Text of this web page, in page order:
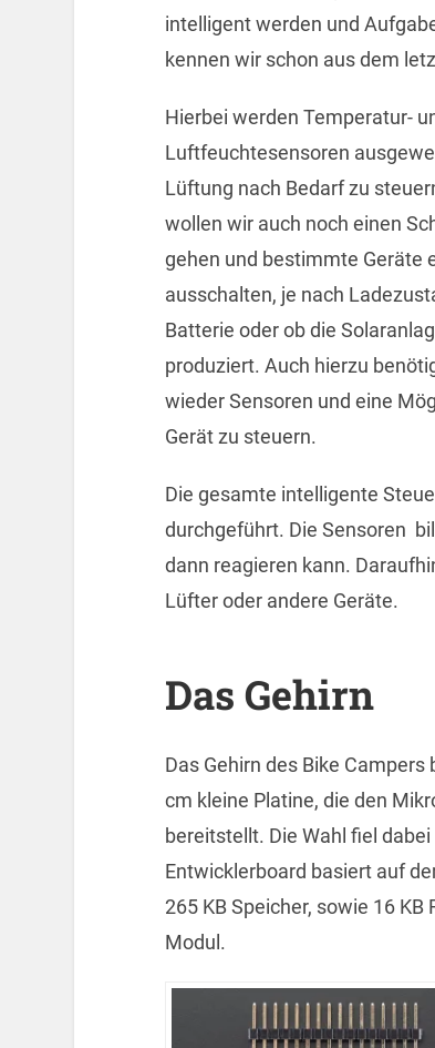
intelligent werden und
kennen wir schon aus dem
Hierbei werden Temperatur-
Luftfeuchtesensoren
Lüftung nach Bedarf zu
wollen wir auch noch einen
gehen und bestimmte Geräte
ausschalten, je nach
Batterie oder ob die
produziert. Auch hierzu
wieder Sensoren und eine
Gerät zu steuern.
Die gesamte intelligente
durchgeführt. Die Sensoren
dann reagieren kann.
Lüfter oder andere Geräte.
Das Gehirn
Das Gehirn des Bike
cm kleine Platine, die den
bereitstellt. Die Wahl fiel dabei
Entwicklerboard basiert auf
265 KB Speicher, sowie 16
Modul.